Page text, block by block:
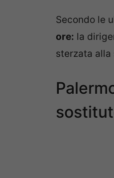
Secondo le
ore: la
sterzata alla